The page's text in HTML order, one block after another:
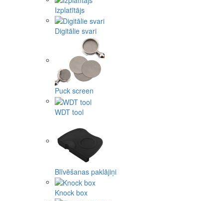
Izplatītājs
Digitālie svari
Puck screen
WDT tool
Blīvēšanas paklājiņi
Knock box